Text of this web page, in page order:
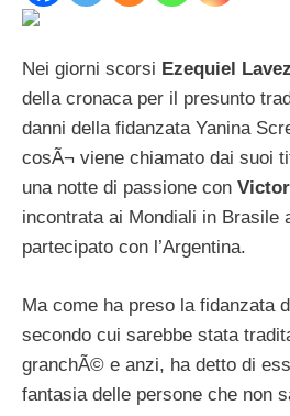
Nei giorni scorsi Ezequiel
della cronaca per il presunto
danni della fidanzata Yanina
cosÃ¬ viene chiamato dai suoi
una notte di passione con
incontrata ai Mondiali in Brasile
partecipato con l’Argentina.
Ma come ha preso la fidanzata
secondo cui sarebbe stata
granchÃ© e anzi, ha detto di
fantasia delle persone che non